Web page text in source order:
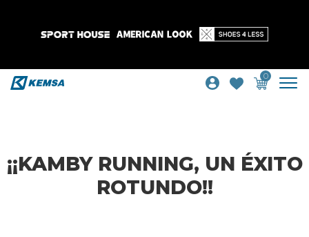
0
¡¡KAMBY RUNNING, UN ÉXITO
ROTUNDO!!